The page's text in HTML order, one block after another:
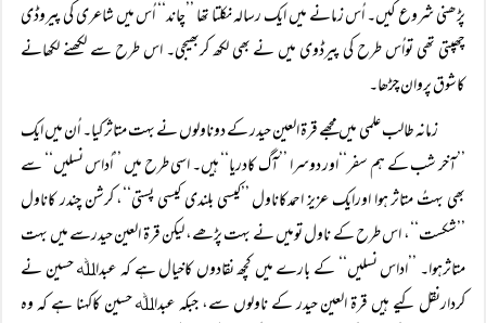
پڑھنی شروع کیں۔ اُس زمانے میں ایک رسالہ نکلتا تھا ’’چاند‘‘ اُس میں شاعری کی پیروڈی
چھپتی تھی تواُس طرح کی پیرڈوی میں نے بھی لکھ کربھیجی۔ اس طرح سے لکھنے لکھانے
کاشوق پروان چڑھا۔
زمانہ طالب علمی میں مجھے قرۃ العین حیدر کے دوناولوں نے بہت متاثر کیا۔ اُن میں ایک
’’آخر شب کے ہم سفر‘‘اور دوسرا ’’آگ کادریا‘‘ ہیں۔ اسی طرح میں ’’اُداس نسلیں‘‘ سے
بھی بہتُ متاثر ہوا اورایک عزیز احمدکاناول ’’کیسی بلندی کیسی پستی‘‘، کرشن چندر کاناول
’’شکست‘‘، اس طرح کے ناول تومیں نے بہت پڑھے، لیکن قرۃ العین حیدرسے میں بہت
متاثرہوا۔ ’’اداس نسلیں‘‘ کے بارے میں کچھ نقادوں کاخیال ہے کہ عبداﷲ حسین نے
کردارنقل کیے ہیں قرۃ العین حیدر کے ناولوں سے، جبکہ عبداﷲ حسین کاکہنا ہے کہ وہ